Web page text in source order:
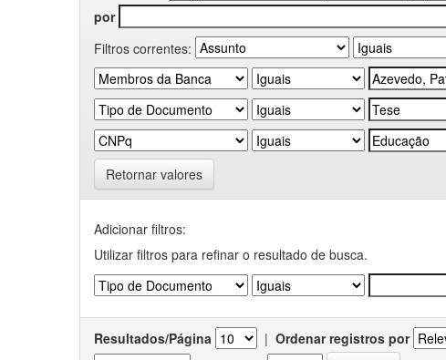
por
Filtros correntes:
Retornar valores
Adicionar filtros:
Utilizar filtros para refinar o resultado de busca.
Resultados/Página | Ordenar registros por